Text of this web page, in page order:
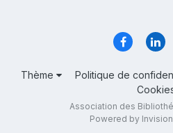
Thème Politique de
Association des
Powered by